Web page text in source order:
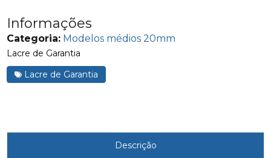
Informações
Categoria: Modelos médios 20mm
Lacre de Garantia
Lacre de Garantia
Descrição